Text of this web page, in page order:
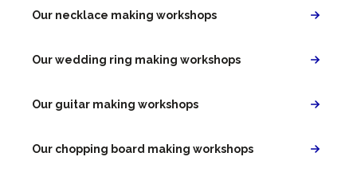
Our necklace making workshops
Our wedding ring making workshops
Our guitar making workshops
Our chopping board making workshops